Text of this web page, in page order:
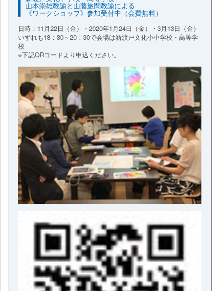
山本崇雄教諭と山藤旅聞教諭による
《ワークショップ》参加受付中（会費無料）
日時：11月22日（金）・2020年1月24日（金）・3月13日（金）
いずれも18：30～20：30で会場は新渡戸文化小中学校・高等学
校
※下記QRコードより申込ください。